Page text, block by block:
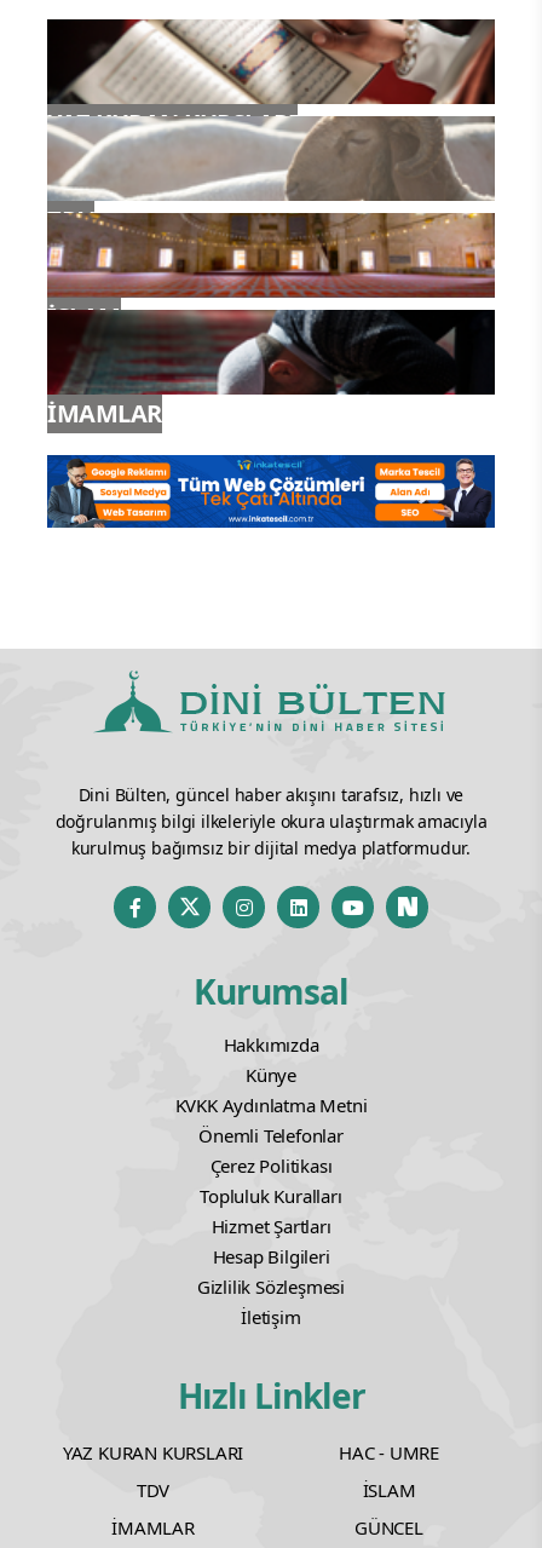
YAZ KURAN KURSLARI
TDV
İSLAM
İMAMLAR
Dini Bülten, güncel haber akışını tarafsız, hızlı ve
doğrulanmış bilgi ilkeleriyle okura ulaştırmak amacıyla
kurulmuş bağımsız bir dijital medya platformudur.
Kurumsal
Hakkımızda
Künye
KVKK Aydınlatma Metni
Önemli Telefonlar
Çerez Politikası
Topluluk Kuralları
Hizmet Şartları
Hesap Bilgileri
Gizlilik Sözleşmesi
İletişim
Hızlı Linkler
YAZ KURAN KURSLARI
HAC - UMRE
TDV
İSLAM
İMAMLAR
GÜNCEL